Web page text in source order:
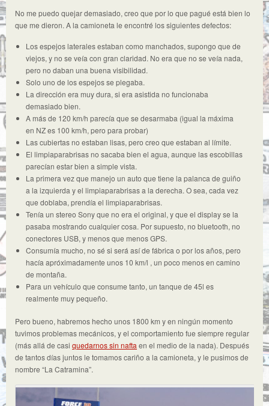
No me puedo quejar demasiado, creo que por lo que pagué está bien lo
que me dieron. A la camioneta le encontré los siguientes defectos:
Los espejos laterales estaban como manchados, supongo que de
viejos, y no se veía con gran claridad. No era que no se veía nada,
pero no daban una buena visibilidad.
Solo uno de los espejos se plegaba.
La dirección era muy dura, si era asistida no funcionaba
demasiado bien.
A más de 120 km/h parecía que se desarmaba (igual la máxima
en NZ es 100 km/h, pero para probar)
Las cubiertas no estaban lisas, pero creo que estaban al límite.
El limpiaparabrisas no sacaba bien el agua, aunque las escobillas
parecían estar bien a simple vista.
La primera vez que manejo un auto que tiene la palanca de guiño
a la izquierda y el limpiaparabrisas a la derecha. O sea, cada vez
que doblaba, prendía el limpiaparabrisas.
Tenía un stereo Sony que no era el original, y que el display se la
pasaba mostrando cualquier cosa. Por supuesto, no bluetooth, no
conectores USB, y menos que menos GPS.
Consumía mucho, no sé si será así de fábrica o por los años, pero
hacía apróximadamente unos 10 km/l , un poco menos en camino
de montaña.
Para un vehículo que consume tanto, un tanque de 45l es
realmente muy pequeño.
Pero bueno, habremos hecho unos 1800 km y en ningún momento
tuvimos problemas mecánicos, y el comportamiento fue siempre regular
(más allá de casi quedarnos sin nafta en el medio de la nada). Después
de tantos días juntos le tomamos cariño a la camioneta, y le pusimos de
nombre “La Catramina”.